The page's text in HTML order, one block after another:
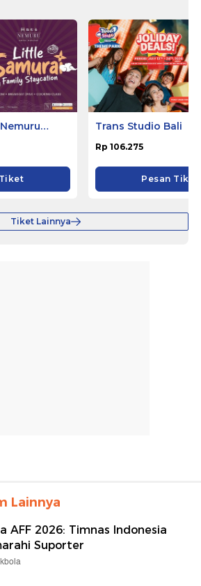
Trans Studio Bali
Rp 106.275
Pesan Tiket
Tiket Lainnya
Lainnya
AFF 2026: Timnas Indonesia
Suporter